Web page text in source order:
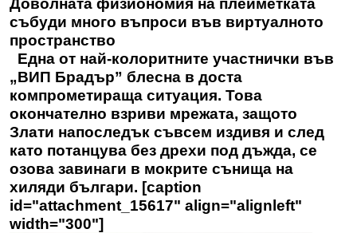
събуди много въпроси във виртуалното
пространство
Една от най-колоритните участнички във
„ВИП Брадър” блесна в доста
компрометираща ситуация. Това
окончателно взриви мрежата, защото
Злати напоследък съвсем издивя и след
като потанцува без дрехи под дъжда, се
озова завинаги в мокрите сънища на
хиляди българи. [caption
id="attachment_15617" align="alignleft"
width="300"]